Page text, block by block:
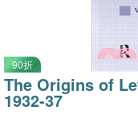
90折
The Origins of
1932-37